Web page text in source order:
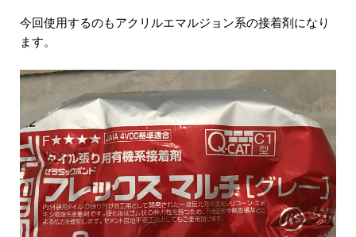
今回使用するのもアクリルエマルジョン系の接着剤になり
ます。